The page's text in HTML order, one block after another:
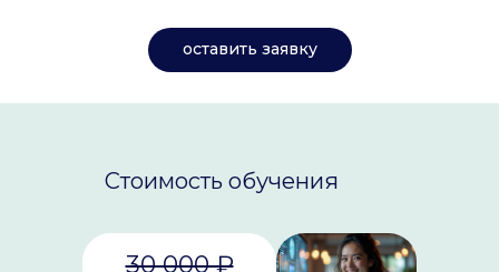
оставить заявку
Стоимость обучения
30 000 ₽
ул. Пирогова 2, аудитория 205а
© 2026 Все права защищены.
Федеральное государственное автономное
инженерная школа НГУ